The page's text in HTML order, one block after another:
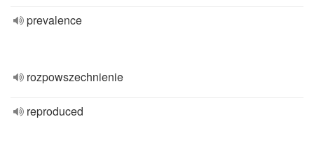
prevalence
rozpowszechnienie
reproduced